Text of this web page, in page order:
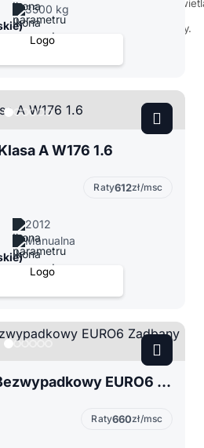
3500 kg
A W176 1.6
Raty612zł/msc
2012
Manualna
Mazda CX-3 1.5 Bezwypadkowy EURO6 Zadbany NAVI
Raty660zł/msc